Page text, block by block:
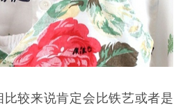
较来说肯定会比铁艺或者是